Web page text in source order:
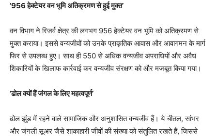
’956 हेक्टेयर वन भूमि अतिक्रमण से हुई मुक्त’
वन विभाग ने रिजर्व क्षेत्र की लगभग 956 हेक्टेयर वन भूमि को अतिक्रमण से
मुक्त कराया। इससे वन्यजीवों को उनके प्राकृतिक आवास और आवागमन के मार्ग
फिर से उपलब्ध हुए। साथ ही 550 से अधिक वन्यजीव अपराधियों और अवैध
शिकारियों के खिलाफ कार्रवाई कर वन्यजीव संरक्षण को और मजबूत किया गया।
’ढोल क्यों हैं जंगल के लिए महत्वपूर्ण’
ढोल झुंड में रहने वाले सामाजिक और अनुशासित वन्यजीव हैं। ये चीतल, सांभर
और जंगली सूअर जैसे शाकाहारी जीवों की संख्या को संतुलित रखते हैं, जिससे